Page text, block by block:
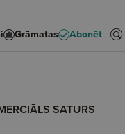
Grāmatas Abonēt
SATURS